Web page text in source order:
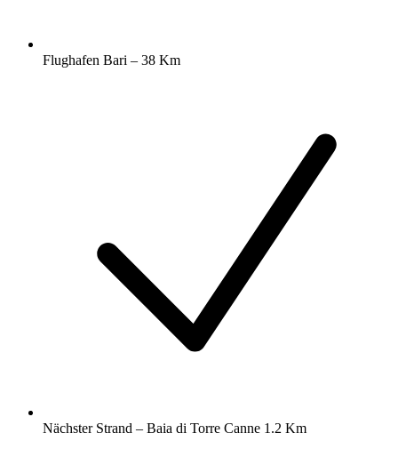
Flughafen Bari – 38 Km
Nächster Strand – Baia di Torre Canne 1.2 Km